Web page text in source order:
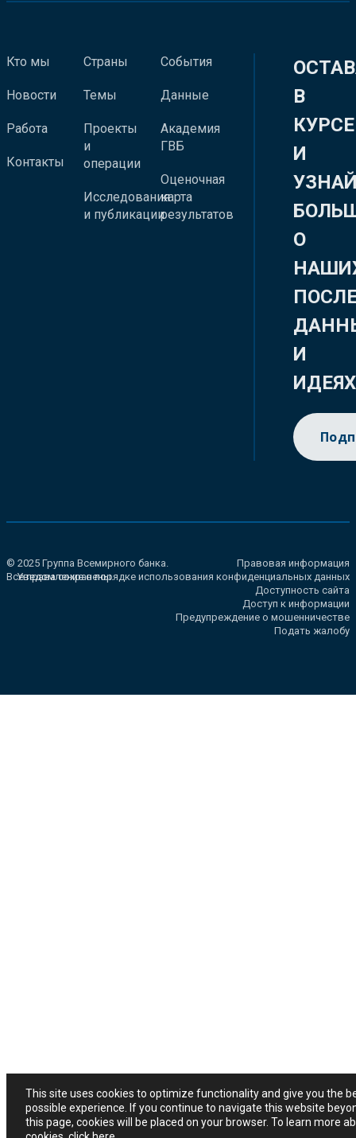
Кто мы
Новости
Работа
Контакты
Страны
Темы
Проекты
и
операции
Исследования
и публикации
События
Данные
Академия
ГВБ
Оценочная
карта
результатов
В
КУРСЕ
И
О
И
ИДЕЯХ
© 2025 Группа Всемирного банка.
Все права сохранены.
Правовая информация
Уведомление о порядке использования конфиденциальных данных
Доступность сайта
Доступ к информации
Предупреждение о мошенничестве
Подать жалобу
This site uses cookies to optimize functionality and give you the
possible experience. If you continue to navigate this website
this page, cookies will be placed on your browser. To learn more